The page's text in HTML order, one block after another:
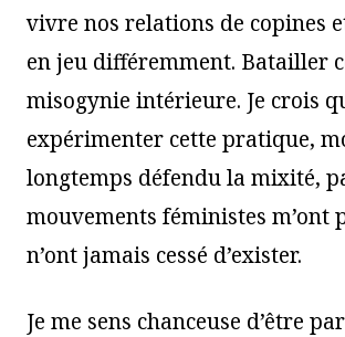
vivre nos relations de copines
en jeu différemment. Batailler
misogynie intérieure. Je crois
expérimenter cette pratique,
longtemps défendu la mixité,
mouvements féministes m’ont
n’ont jamais cessé d’exister.
Je me sens chanceuse d’être